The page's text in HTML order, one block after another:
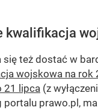
kwalifikacja
się też dostać w
wojskowa na
21 lipca (z
portalu prawo.pl,